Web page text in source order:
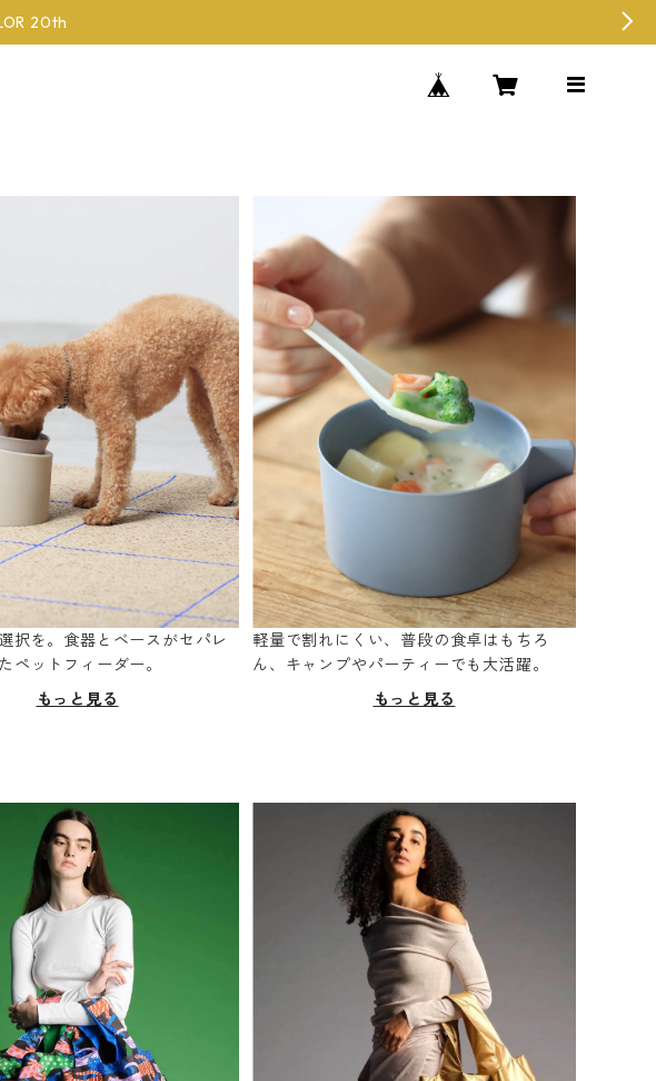
20th
択を。食器とベースがセパレ
ペットフィーダー。
もっと見る
軽量で割れにくい、普段の食卓はもちろ
ん、キャンプやパーティーでも大活躍。
もっと見る